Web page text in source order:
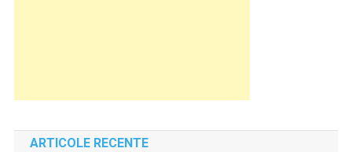
ARTICOLE RECENTE